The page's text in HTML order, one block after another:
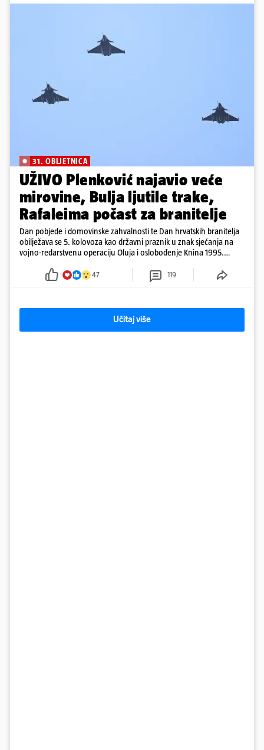
31. OBLJETNICA
UŽIVO Plenković najavio veće
mirovine, Bulja ljutile trake,
Rafaleima počast za branitelje
Dan pobjede i domovinske zahvalnosti te Dan hrvatskih branitelja
obilježava se 5. kolovoza kao državni praznik u znak sjećanja na
vojno-redarstvenu operaciju Oluja i oslobođenje Knina 1995.
47 119
Učitaj više